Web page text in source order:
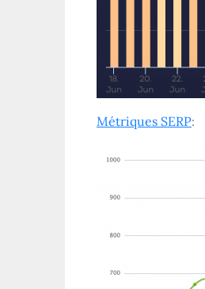
Métriques SERP: